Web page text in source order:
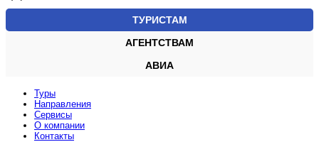
ТУРИСТАМ
АГЕНТСТВАМ
АВИА
Туры
Направления
Сервисы
O компании
Контакты